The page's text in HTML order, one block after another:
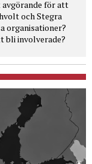
för att
och Stegra
organisationer?
bli involverade?